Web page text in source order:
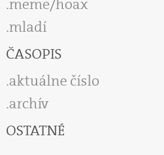
meme/hoax
mladí
ČASOPIS
aktuálne číslo
archív
OSTATNÉ